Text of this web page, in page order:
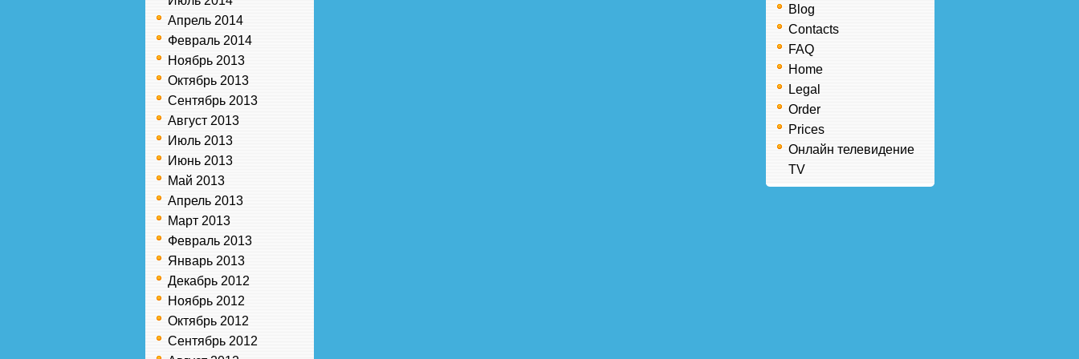
Апрель 2014
Февраль 2014
Ноябрь 2013
Октябрь 2013
Сентябрь 2013
Август 2013
Июль 2013
Июнь 2013
Май 2013
Апрель 2013
Март 2013
Февраль 2013
Январь 2013
Декабрь 2012
Ноябрь 2012
Октябрь 2012
Сентябрь 2012
Blog
Contacts
FAQ
Home
Legal
Order
Prices
Онлайн телевидение
TV